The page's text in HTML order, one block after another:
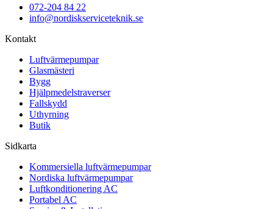
072-204 84 22
info@nordiskserviceteknik.se
Kontakt
Luftvärmepumpar
Glasmästeri
Bygg
Hjälpmedelstraverser
Fallskydd
Uthyrning
Butik
Sidkarta
Kommersiella luftvärmepumpar
Nordiska luftvärmepumpar
Luftkonditionering AC
Portabel AC